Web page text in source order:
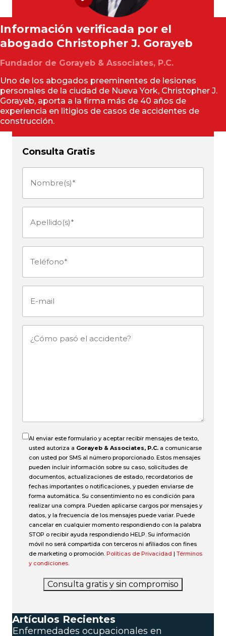
Información verificada por el
abogado Christopher J. Gorayeb
Fundador de Gorayeb & Associates, P.C.
Uno de los abogados preeminentes de lesiones
personales de la ciudad de Nueva York, Christopher J.
Gorayeb, aporta a la firma más de 40 años de
experiencia en litigios de casos de accidentes de
construcción.
Consulta Gratis
Nombre(s)
Apellido(s)
Teléfono (Obligatorio)
¿Cómo
Al enviar este formulario y aceptar recibir mensajes de texto,
usted autoriza a Gorayeb & Associates, P.C. a comunicarse
con usted por SMS al número proporcionado. Estos mensajes
pueden incluir información sobre su caso, solicitudes de
documentos, actualizaciones de estado, recordatorios de
fechas importantes o notificaciones, y pueden enviarse de
forma automática. Su consentimiento no es condición para
realizar una compra. Pueden aplicarse cargos por mensajes y
datos, y la frecuencia de los mensajes puede variar. Puede
cancelar en cualquier momento respondiendo con la palabra
STOP o recibir ayuda respondiendo HELP. Su información
móvil no será compartida con terceros ni afiliados con fines
de marketing o promoción. Políticas de Privacidad | Términos
y condiciones.
Consulta gratis y sin compromiso
Artículos Recientes
Enfermedades ocupacionales en